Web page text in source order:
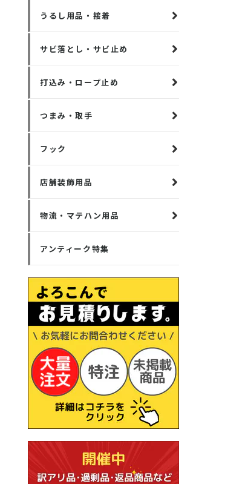
うるし用品・接着
サビ落とし・サビ止め
打込み・ロープ止め
つまみ・取手
フック
店舗装飾用品
物流・マテハン用品
アンティーク特集